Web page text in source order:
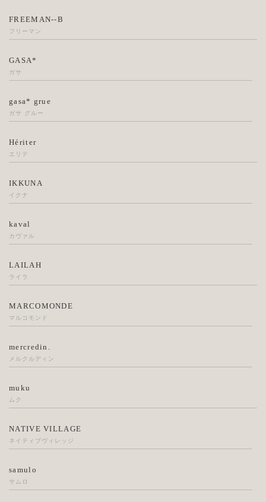
FREEMAN--B
フリーマン
GASA*
ガサ
gasa* grue
ガサ グルー
Hériter
エリテ
IKKUNA
イクナ
kaval
カヴァル
LAILAH
ライラ
MARCOMONDE
マルコモンド
mercredin.
メルクルディン
muku
ムク
NATIVE VILLAGE
ネイティブヴィレッジ
samulo
サムロ